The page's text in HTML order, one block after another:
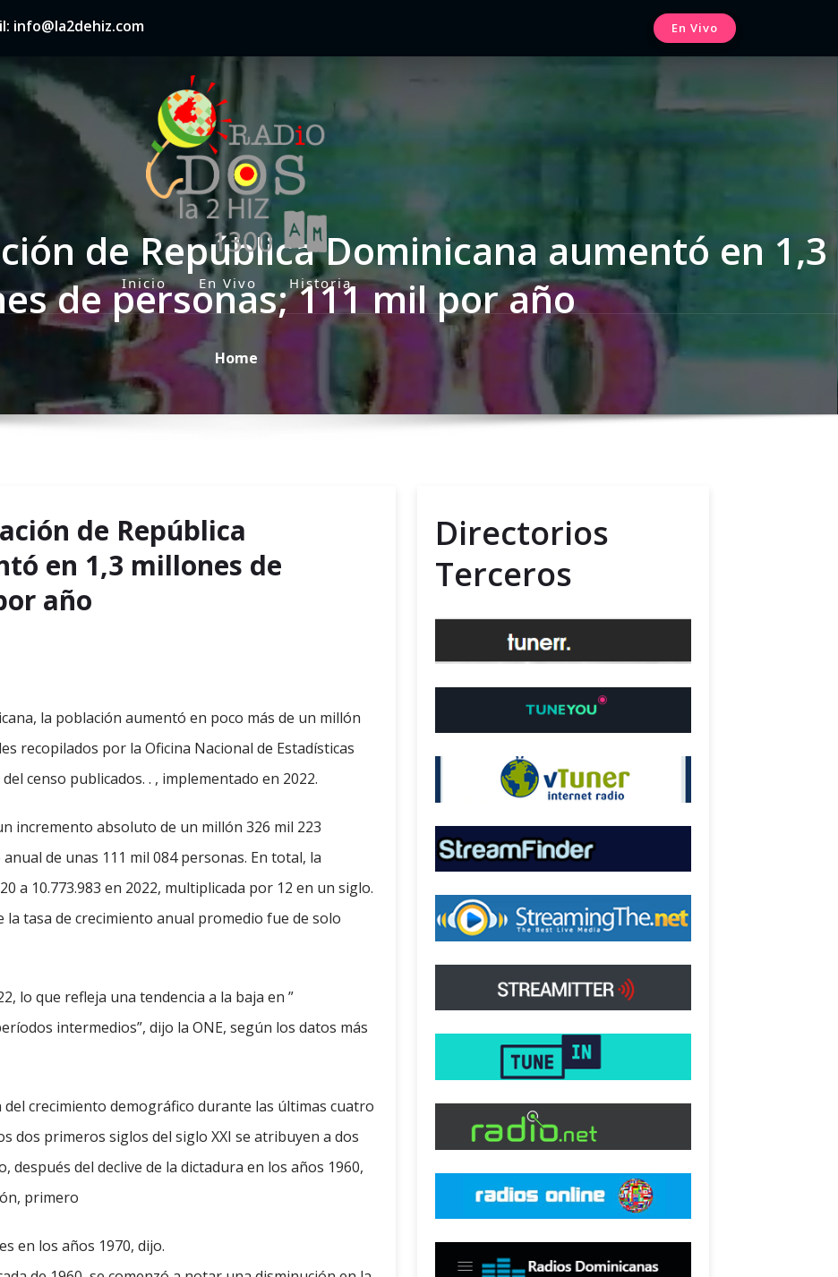
info@la2dehiz.com En Vivo
P
r
i
a
r
u
Inicio En Vivo Historia
de República Dominicana aumentó en 1,3
de personas; 111 mil por año
Home
de República
en 1,3 millones de
año
la población aumentó en poco más de un millón
recopilados por la Oficina Nacional de Estadísticas
censo publicados. . , implementado en 2022.
incremento absoluto de un millón 326 mil 223
de unas 111 mil 084 personas. En total, la
a 10.773.983 en 2022, multiplicada por 12 en un siglo.
la tasa de crecimiento anual promedio fue de solo
lo que refleja una tendencia a la baja en ”
intermedios”, dijo la ONE, según los datos más
crecimiento demográfico durante las últimas cuatro
dos primeros siglos del siglo XXI se atribuyen a dos
después del declive de la dictadura en los años 1960,
primero
en los años 1970, dijo.
Directorios
Terceros